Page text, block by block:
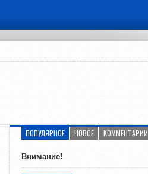
ПОПУЛЯРНОЕ НОВОЕ КОММЕНТАРИИ
Внимание!